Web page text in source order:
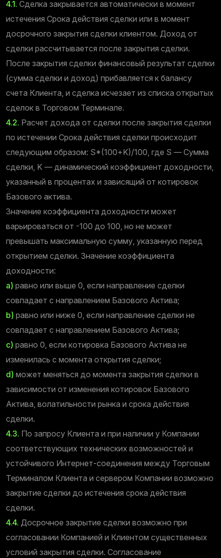
4.1. Сделка закрывается автоматически в момент
истечения Срока действия сделки или в момент
досрочного закрытия сделки клиентом. Доход от
сделки рассчитывается после закрытия сделки.
После закрытия сделки финансовый результат сделки
(сумма сделки и доход) прибавляется к балансу
счета Клиента, и сделка исчезает из списка открытых
сделок в Торговом Терминале.
4.2. Расчет дохода от сделки после закрытия сделки
по истечении Срока действия сделки происходит
следующим образом: S*(100+K)/100, где S — Сумма
сделки, K — динамический коэффициент доходности,
указанный в процентах и зависящий от котировок
Базового актива.
Значение коэффициента доходности может
варьироваться от -100 до 100, но не может
превышать максимальную сумму, указанную перед
открытием сделки. Значение коэффициента
доходности:
a) равно или выше 0, если направление сделки
совпадает с направлением Базового Актива;
b) равно или ниже 0, если направление сделки не
совпадает с направлением Базового Актива;
c) равно 0, если котировка Базового Актива не
изменилась с момента открытия сделки;
d) может меняться до момента закрытия сделки в
зависимости от изменения котировок Базового
Актива, волатильности рынка и срока действия
сделки.
4.3. По запросу Клиента и при наличии у Компании
соответствующих технических возможностей и
устойчивого Интернет-соединения между Торговым
Терминалом Клиента и сервером Компании возможно
закрытие сделки до истечения срока действия
сделки.
4.4. Досрочное закрытие сделки возможно при
согласовании Компанией и Клиентом существенных
условий закрытия сделки. Согласование